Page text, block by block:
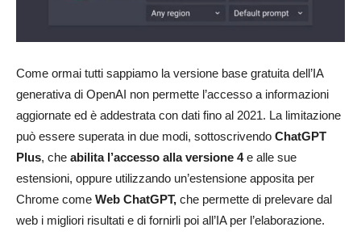
Come ormai tutti sappiamo la versione base gratuita dell’IA
generativa di OpenAI non permette l’accesso a informazioni
aggiornate ed è addestrata con dati fino al 2021. La limitazione
può essere superata in due modi, sottoscrivendo ChatGPT
Plus, che abilita l’accesso alla versione 4e alle sue
estensioni, oppure utilizzando un’estensione apposita per
Chrome come Web ChatGPT, che permette di prelevare dal
web i migliori risultati e di fornirli poi all’IA per l’elaborazione.